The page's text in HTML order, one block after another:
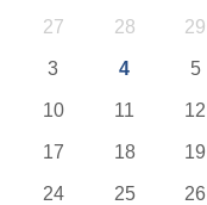
27 28 29
3 4 5
10 11 12
17 18 19
24 25 26